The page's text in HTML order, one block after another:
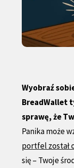
Wyobraź
BreadWallet
sprawę, że
Panika może
portfel został
się – Twoje